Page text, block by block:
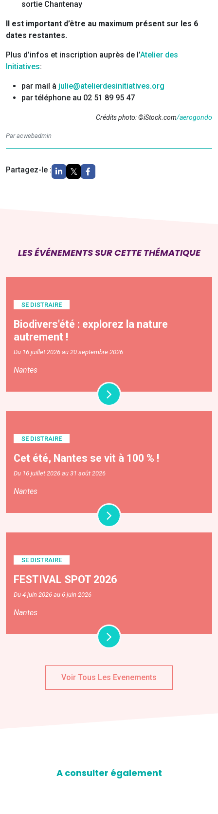
sortie Chantenay
Il est important d’être au maximum présent sur les 6
dates restantes.
Plus d’infos et inscription auprès de l’Atelier des
Initiatives:
par mail à julie@atelierdesinitiatives.org
par téléphone au 02 51 89 95 47
Crédits photo: ©iStock.com/aerogondo
Par acwebadmin
Partagez-le :
LES ÉVÉNEMENTS SUR CETTE THÉMATIQUE
SE DISTRAIRE
Biodivers'été : explorez la nature
autrement !
Du 16 juillet 2026 au 20 septembre 2026
Nantes
SE DISTRAIRE
Cet été, Nantes se vit à 100 % !
Du 16 juillet 2026 au 31 août 2026
Nantes
SE DISTRAIRE
FESTIVAL SPOT 2026
Du 4 juin 2026 au 6 juin 2026
Nantes
Voir Tous Les Evenements
A consulter également